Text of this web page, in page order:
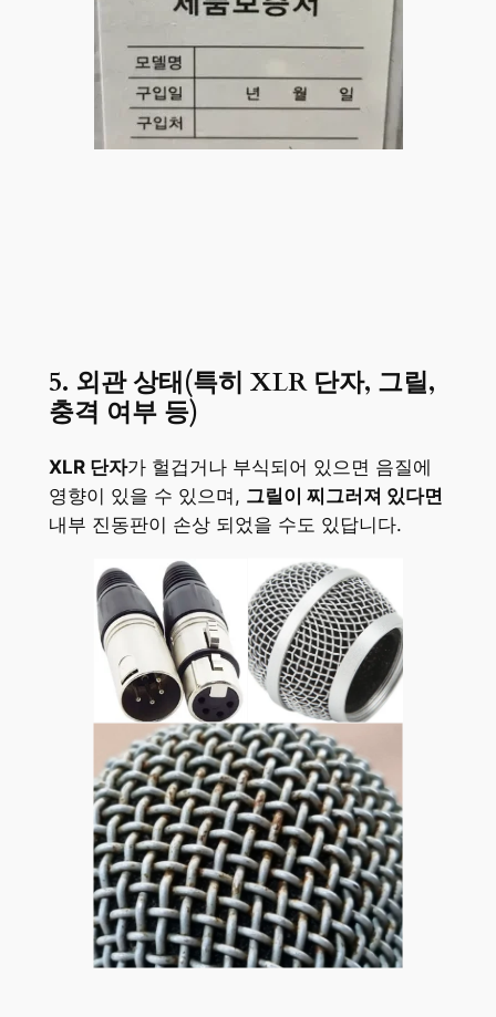
5. 외관 상태(특히 XLR 단자, 그릴,
충격 여부 등)
XLR 단자가 헐겁거나 부식되어 있으면 음질에
영향이 있을 수 있으며, 그릴이 찌그러져 있다면
내부 진동판이 손상 되었을 수도 있답니다.